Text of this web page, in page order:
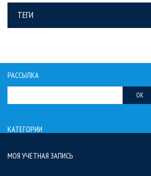
ТЕГИ
РАССЫЛКА
OK
КАТЕГОРИИ
МОЯ УЧЕТНАЯ ЗАПИСЬ